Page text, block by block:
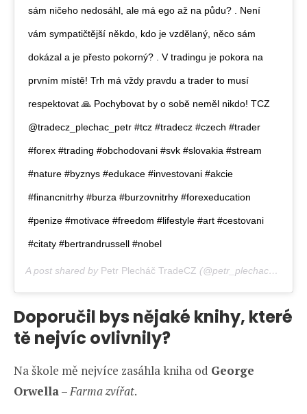
sám ničeho nedosáhl, ale má ego až na půdu? . Není
vám sympatičtější někdo, kdo je vzdělaný, něco sám
dokázal a je přesto pokorný? . V tradingu je pokora na
prvním místě! Trh má vždy pravdu a trader to musí
respektovat 🙏 Pochybovat by o sobě neměl nikdo! TCZ
@tradecz_plechac_petr #tcz #tradecz #czech #trader
#forex #trading #obchodovani #svk #slovakia #stream
#nature #byznys #edukace #investovani #akcie
#financnitrhy #burza #burzovnitrhy #forexeducation
#penize #motivace #freedom #lifestyle #art #cestovani
#citaty #bertrandrussell #nobel
A post shared by Petr Plecháč TradeCZ (@petr_plechac_tradecz) on
Doporučil bys nějaké knihy, které
tě nejvíc ovlivnily?
Na škole mě nejvíce zasáhla kniha od George
Orwella–Farma zvířat.